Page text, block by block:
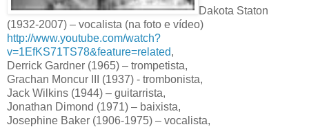
Dakota Staton
(1932-2007) – vocalista (na foto e vídeo)
http://www.youtube.com/watch?
v=1EfKS71TS78&feature=related,
Derrick Gardner (1965) – trompetista,
Grachan Moncur III (1937) - trombonista,
Jack Wilkins (1944) – guitarrista,
Jonathan Dimond (1971) – baixista,
Josephine Baker (1906-1975) – vocalista,